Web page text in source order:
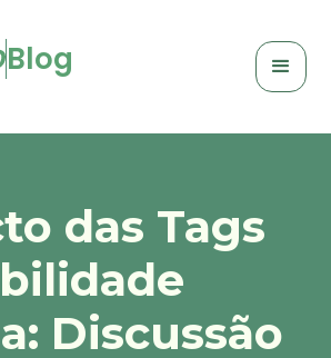
Blog
das Tags
Discussão